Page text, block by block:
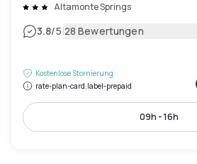
Altamonte Springs
3.8/5|28 Bewertungen
Kostenlose Stornierung
rate-plan-card.label-prepaid
09h - 16h